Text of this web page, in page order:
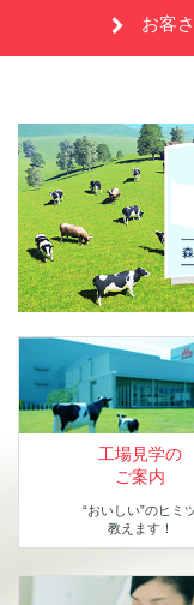
お客
工場見学の
ご案内
“おいしい”のヒミ
教えます！